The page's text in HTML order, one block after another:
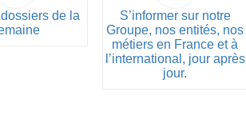
de la
S’informer sur notre
Groupe, nos entités, nos
métiers en France et à
l’international, jour après
jour.